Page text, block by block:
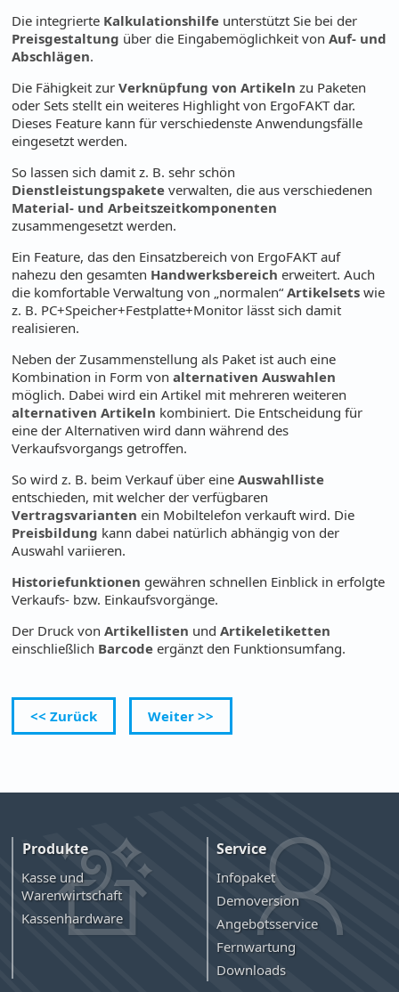
Die integrierte Kalkulationshilfe unterstützt Sie bei der
Preisgestaltung über die Eingabemöglichkeit vonAuf- und
Abschlägen.
Die Fähigkeit zurVerknüpfung von Artikeln zu Paketen
oder Sets stellt ein weiteres Highlight von ErgoFAKT dar.
Dieses Feature kann für verschiedenste Anwendungsfälle
eingesetzt werden.
So lassen sich damit z. B. sehr schön
Dienstleistungspakete verwalten, die aus verschiedenen
Material- und Arbeitszeitkomponenten
zusammengesetzt werden.
Ein Feature, das den Einsatzbereich von ErgoFAKT auf
nahezu den gesamten Handwerksbereich erweitert. Auch
die komfortable Verwaltung von „normalen“Artikelsets wie
z. B. PC+Speicher+Festplatte+Monitor lässt sich damit
realisieren.
Neben der Zusammenstellung als Paket ist auch eine
Kombination in Form vonalternativen Auswahlen
möglich. Dabei wird ein Artikel mit mehreren weiteren
alternativen Artikeln kombiniert. Die Entscheidung für
eine der Alternativen wird dann während des
Verkaufsvorgangs getroffen.
So wird z. B. beim Verkauf über eineAuswahlliste
entschieden, mit welcher der verfügbaren
Vertragsvarianten ein Mobiltelefon verkauft wird. Die
Preisbildung kann dabei natürlich abhängig von der
Auswahl variieren.
Historiefunktionen gewähren schnellen Einblick in erfolgte
Verkaufs- bzw. Einkaufsvorgänge.
Der Druck vonArtikellisten undArtikeletiketten
einschließlich Barcode ergänzt den Funktionsumfang.
<< Zurück Weiter >>
Produkte
Kasse und
Warenwirtschaft
Kassenhardware
Service
Infopaket
Demoversion
Angebotsservice
Fernwartung
Downloads